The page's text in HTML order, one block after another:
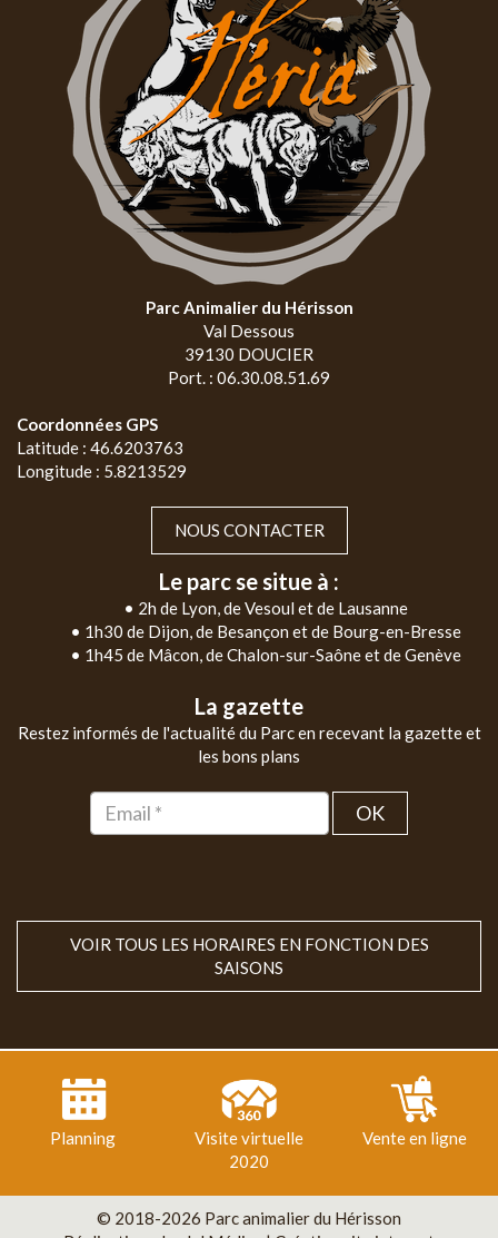
Parc Animalier du Hérisson
Val Dessous
39130 DOUCIER
Port. : 06.30.08.51.69
Coordonnées GPS
Latitude : 46.6203763
Longitude : 5.8213529
NOUS CONTACTER
Le parc se situe à :
• 2h de Lyon, de Vesoul et de Lausanne
• 1h30 de Dijon, de Besançon et de Bourg-en-Bresse
• 1h45 de Mâcon, de Chalon-sur-Saône et de Genève
La gazette
Restez informés de l'actualité du Parc en recevant la gazette et
les bons plans
OK
VOIR TOUS LES HORAIRES EN FONCTION DES
SAISONS
Planning
Visite virtuelle
2020
Vente en ligne
© 2018-2026 Parc animalier du Hérisson